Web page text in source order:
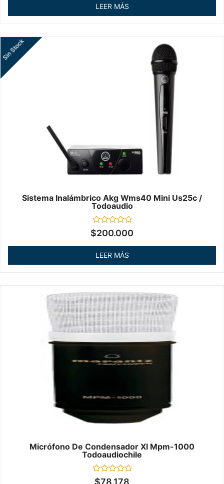
LEER MÁS
Sistema Inalámbrico Akg Wms40 Mini Us25c /
Todoaudio
Valorado
en
Sin Stock
$200.000
LEER MÁS
Micrófono De Condensador Xl Mpm-1000
Todoaudiochile
Valorado
$78.178